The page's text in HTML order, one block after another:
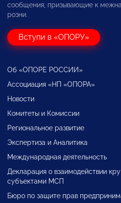
сообщения, призывающие к
розни.
Вступи в «ОПОРУ»
Об «ОПОРЕ РОССИИ»
Ассоциация «НП «ОПОРА»
Новости
Комитеты и Комиссии
Региональное развитие
Экспертиза и Аналитика
Международная деятельность
Декларация о взаимодействии
субъектами МСП
Бюро по защите прав